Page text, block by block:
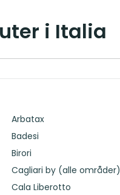
i Italia
Arbatax
Badesi
Birori
Cagliari by (alle områder)
Cala Liberotto